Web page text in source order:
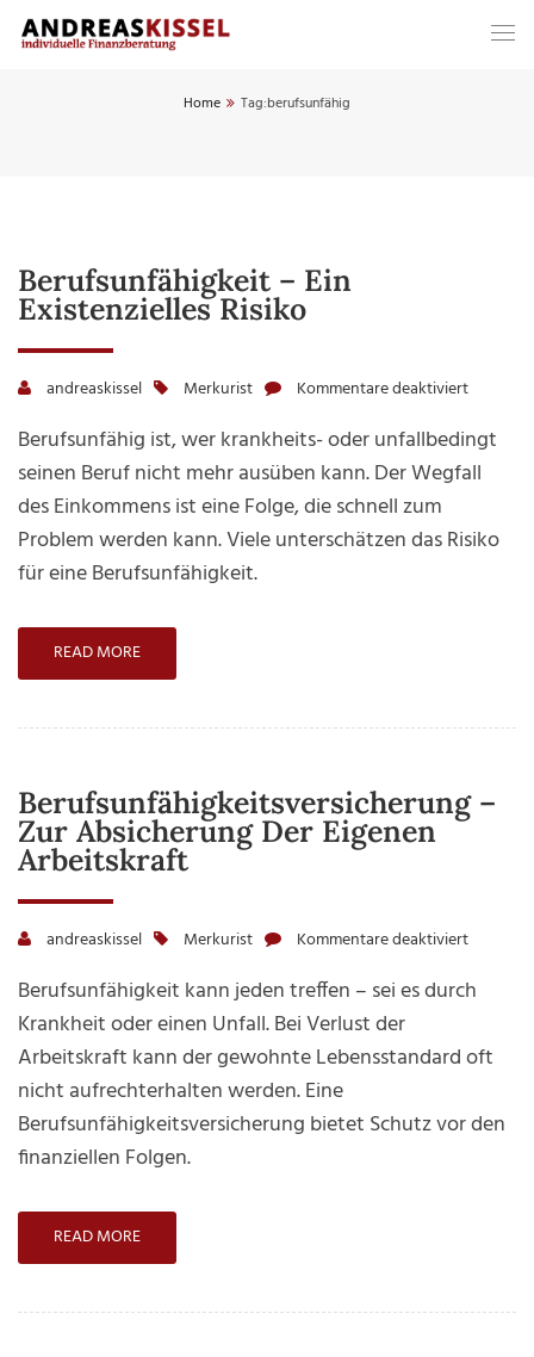
Home Tag:berufsunfähig
Berufsunfähigkeit – Ein
Existenzielles Risiko
andreaskissel Merkurist Kommentare deaktiviert
Berufsunfähig ist, wer krankheits- oder unfallbedingt
seinen Beruf nicht mehr ausüben kann. Der Wegfall
des Einkommens ist eine Folge, die schnell zum
Problem werden kann. Viele unterschätzen das Risiko
für eine Berufsunfähigkeit.
READ MORE
Berufsunfähigkeitsversicherung –
Zur Absicherung Der Eigenen
Arbeitskraft
andreaskissel Merkurist Kommentare deaktiviert
Berufsunfähigkeit kann jeden treffen – sei es durch
Krankheit oder einen Unfall. Bei Verlust der
Arbeitskraft kann der gewohnte Lebensstandard oft
nicht aufrechterhalten werden. Eine
Berufsunfähigkeitsversicherung bietet Schutz vor den
finanziellen Folgen.
READ MORE